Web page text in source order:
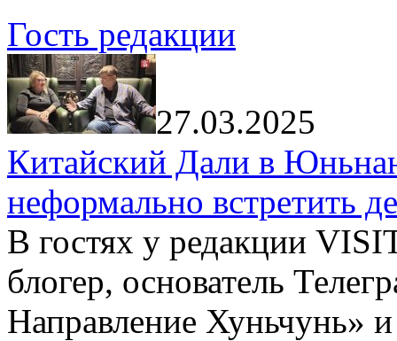
Гость редакции
27.03.2025
Китайский Дали в
неформально встретить
В гостях у редакции
блогер, основатель
Направление Хуньчунь»